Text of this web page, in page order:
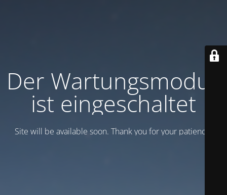
Der Wartungsmodus
ist eingeschaltet
Site will be available soon. Thank you for your patience!